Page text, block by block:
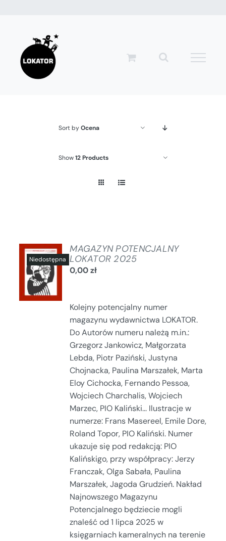
zawartości
Sort byOcena
Show12 Products
SZCZEGÓŁY
MAGAZYN POTENCJALNY
LOKATOR 2025
0,00zł
Kolejny potencjalny numer
magazynu wydawnictwa LOKATOR.
Do Autorów numeru należą m.in.:
Grzegorz Jankowicz, Małgorzata
Lebda, Piotr Paziński, Justyna
Chojnacka, Paulina Marszałek, Marta
Eloy Cichocka, Fernando Pessoa,
Wojciech Charchalis, Wojciech
Marzec, PIO Kaliński... Ilustracje w
numerze: Frans Masereel, Emile Dore,
Roland Topor, PIO Kaliński. Numer
ukazuje się pod redakcją: PIO
Kalińskigo, przy współpracy: Jerzy
Franczak, Olga Sabała, Paulina
Marszałek, Jagoda Grudzień. Nakład
Najnowszego Magazynu
Potencjalnego będziecie mogli
znaleść od 1 lipca 2025 w
księgarniach kameralnych na terenie